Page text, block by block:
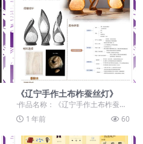
《辽宁手作土布柞蚕丝灯》
·作品名称：《辽宁手作土布柞蚕丝
灯》 ·作品赛道：学生组：命题赛
道-”元宇宙+非...
1 年前 60